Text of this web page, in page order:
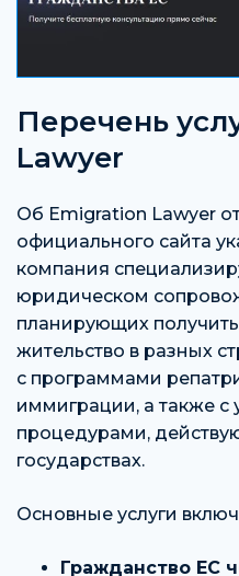
Перечень
Lawyer
Об Emigration Lawyer
официального сайта
компания
юридическом
планирующих
жительство в разных
с программами
иммиграции, а также
процедурами,
государствах.
Основные услуги
Гражданство ЕС